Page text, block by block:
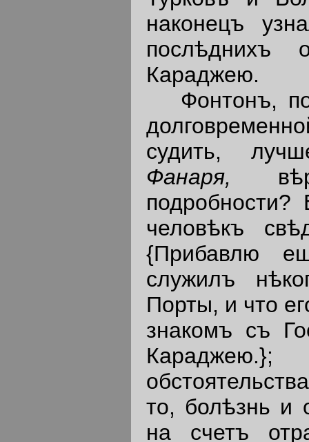
наконецъ
послѣднихъ
Караджею.
Фонтонъ,
судить,
Фанаря,
человѣкъ
{Прибавлю
служилъ
Порты, и что
знакомъ съ
то, болѣзнь и
на счетъ